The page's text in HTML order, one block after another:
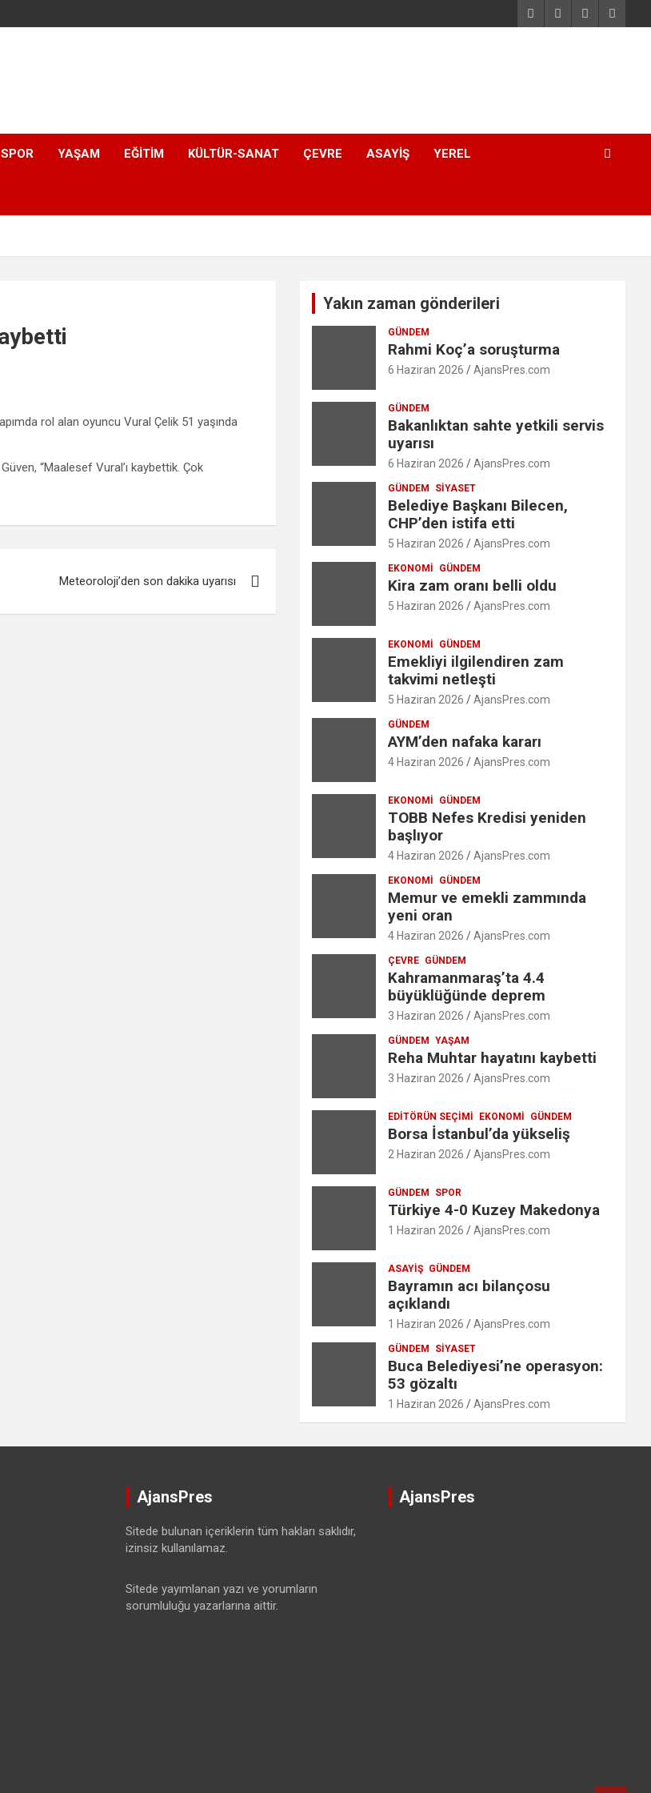
SPOR YAŞAM EĞITIM KÜLTÜR-SANAT ÇEVRE ASAYIŞ YEREL
rol alan oyuncu Vural Çelik 51 yaşında
“Maalesef Vural’ı kaybettik. Çok
Meteoroloji’den son dakika uyarısı
Yakın zaman gönderileri
GÜNDEM
Rahmi Koç’a soruşturma
6 Haziran 2026 AjansPres.com
GÜNDEM
Bakanlıktan sahte yetkili servis
uyarısı
6 Haziran 2026 AjansPres.com
GÜNDEM SIYASET
Belediye Başkanı Bilecen,
CHP’den istifa etti
5 Haziran 2026 AjansPres.com
EKONOMI GÜNDEM
Kira zam oranı belli oldu
5 Haziran 2026 AjansPres.com
EKONOMI GÜNDEM
Emekliyi ilgilendiren zam
takvimi netleşti
5 Haziran 2026 AjansPres.com
GÜNDEM
AYM’den nafaka kararı
4 Haziran 2026 AjansPres.com
EKONOMI GÜNDEM
TOBB Nefes Kredisi yeniden
başlıyor
4 Haziran 2026 AjansPres.com
EKONOMI GÜNDEM
Memur ve emekli zammında
yeni oran
4 Haziran 2026 AjansPres.com
ÇEVRE GÜNDEM
Kahramanmaraş’ta 4.4
büyüklüğünde deprem
3 Haziran 2026 AjansPres.com
GÜNDEM YAŞAM
Reha Muhtar hayatını kaybetti
3 Haziran 2026 AjansPres.com
EDITÖRÜN SEÇIMI EKONOMI GÜNDEM
Borsa İstanbul’da yükseliş
2 Haziran 2026 AjansPres.com
GÜNDEM SPOR
Türkiye 4-0 Kuzey Makedonya
1 Haziran 2026 AjansPres.com
ASAYIŞ GÜNDEM
Bayramın acı bilançosu
açıklandı
1 Haziran 2026 AjansPres.com
GÜNDEM SIYASET
Buca Belediyesi’ne operasyon:
53 gözaltı
1 Haziran 2026 AjansPres.com
AjansPres
Sitede bulunan içeriklerin tüm hakları saklıdır,
izinsiz kullanılamaz.
Sitede yayımlanan yazı ve yorumların
sorumluluğu yazarlarına aittir.
AjansPres